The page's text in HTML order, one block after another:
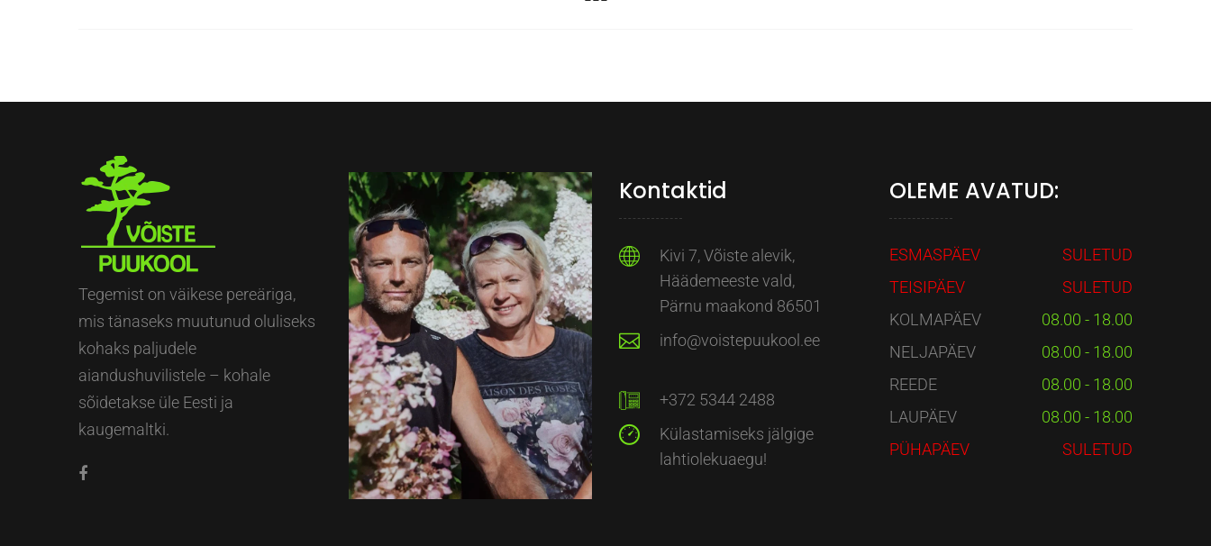
Tegemist on väikese pereäriga,
mis tänaseks muutunud oluliseks
kohaks paljudele
aiandushuvilistele – kohale
sõidetakse üle Eesti ja
kaugemaltki.
Kontaktid
Kivi 7, Võiste alevik,
Häädemeeste vald,
Pärnu maakond 86501
info@voistepuukool.ee
+372 5344 2488
Külastamiseks jälgige
lahtiolekuaegu!
OLEME AVATUD:
ESMASPÄEV
SULETUD
TEISIPÄEV
SULETUD
KOLMAPÄEV
08.00 - 18.00
NELJAPÄEV
08.00 - 18.00
REEDE
08.00 - 18.00
LAUPÄEV
08.00 - 18.00
PÜHAPÄEV
SULETUD